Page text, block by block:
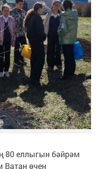
80 еллыгын бәйрәм
Ватан өчен